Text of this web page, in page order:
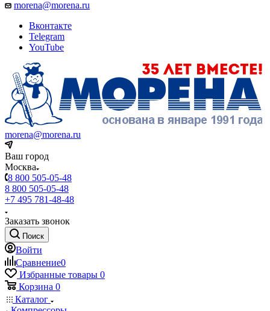
morena@morena.ru
Вконтакте
Telegram
YouTube
morena@morena.ru
Ваш город
Москва
8 800 505-05-48
8 800 505-05-48
+7 495 781-48-48
Заказать звонок
Поиск
Войти
Сравнение0
Избранные товары 0
Корзина 0
Каталог